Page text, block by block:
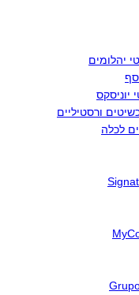
יהלומים
יוניסקס
ורסטיליים
לכלה